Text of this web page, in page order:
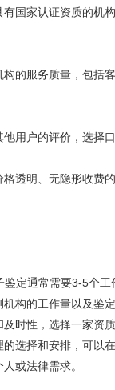
家认证资质的机构
服务质量，包括客
户的评价，选择口
明、无隐形收费的
定通常需要3-5个工
构的工作量以及鉴
时性，选择一家资
选择和安排，可以
或法律需求。